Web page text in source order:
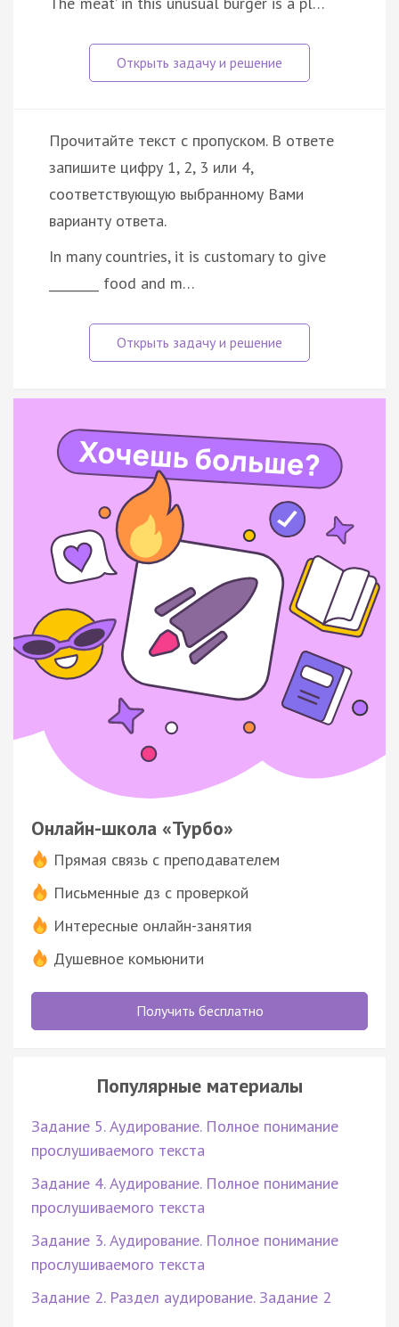
Прочитайте текст с пропуском. В ответе
запишите цифру 1, 2, 3 или 4,
соответствующую выбранному Вами
варианту ответа.
In many countries, it is customary to give
________ food and m…
Онлайн-школа «Турбо»
Прямая связь с преподавателем
Письменные дз с проверкой
Интересные онлайн-занятия
Душевное комьюнити
Получить бесплатно
Популярные материалы
Задание 5. Аудирование. Полное понимание
прослушиваемого текста
Задание 4. Аудирование. Полное понимание
прослушиваемого текста
Задание 3. Аудирование. Полное понимание
прослушиваемого текста
Задание 2. Раздел аудирование. Задание 2